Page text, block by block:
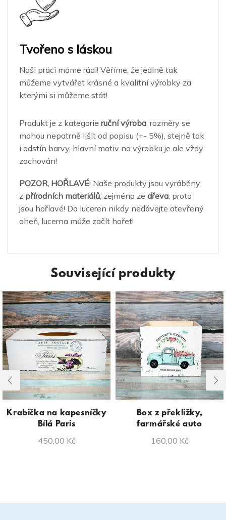
Tvořeno s láskou
Naši práci máme rádi! Věříme, že jedině tak
můžeme vytvářet krásné a kvalitní výrobky za
kterými si můžeme stát!
Produkt je z kategorieruční výroba, rozměry se
mohou nepatrně lišit od popisu (+- 5%), stejně tak
i odstín barvy, hlavní motiv na výrobku je ale vždy
zachován!
POZOR, HOŘLAVÉ! Naše produkty jsou vyráběny
z přírodních materiálů , zejména zedřeva , proto
jsou hořlavé! Do luceren nikdy nedávejte otevřený
oheň, lucerna může začít hořet!
Související produkty
Krabička na kapesníčky
Bílá Paris
450,00 Kč
Box z překližky,
farmářské auto
160,00 Kč